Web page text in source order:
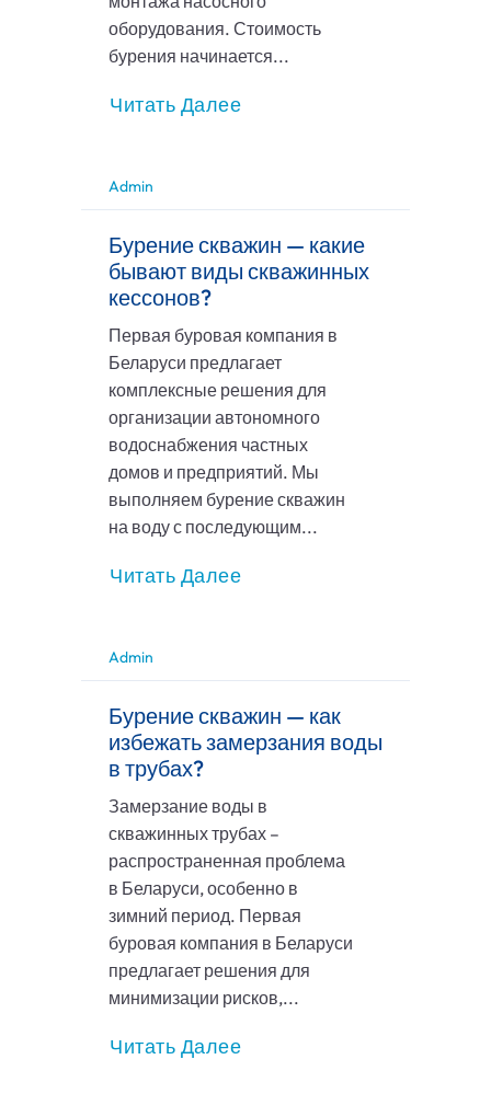
оборудования. Стоимость
бурения начинается...
Читать Далее
Admin
Бурение скважин — какие
бывают виды скважинных
кессонов?
Первая буровая компания в
Беларуси предлагает
комплексные решения для
организации автономного
водоснабжения частных
домов и предприятий. Мы
выполняем бурение скважин
на воду с последующим...
Читать Далее
Admin
Бурение скважин — как
избежать замерзания воды
в трубах?
Замерзание воды в
скважинных трубах –
распространенная проблема
в Беларуси, особенно в
зимний период. Первая
буровая компания в Беларуси
предлагает решения для
минимизации рисков,...
Читать Далее